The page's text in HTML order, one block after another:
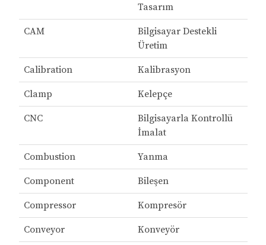
Tasarım
CAM
Bilgisayar Destekli
Üretim
Calibration Kalibrasyon
Clamp Kelepçe
CNC
Bilgisayarla Kontrollü
İmalat
Combustion Yanma
Component Bileşen
Compressor Kompresör
Conveyor Konveyör